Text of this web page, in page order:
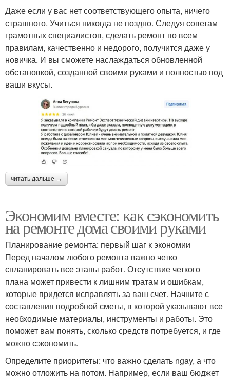
Даже если у вас нет соответствующего опыта, ничего
страшного. Учиться никогда не поздно. Следуя советам
грамотных специалистов, сделать ремонт по всем
правилам, качественно и недорого, получится даже у
новичка. И вы сможете наслаждаться обновленной
обстановкой, созданной своими руками и полностью под
ваши вкусы.
читать дальше →
Экономим вместе: как сэкономить
на ремонте дома своими руками
Планирование ремонта: первый шаг к экономии
Перед началом любого ремонта важно четко
спланировать все этапы работ. Отсутствие четкого
плана может привести к лишним тратам и ошибкам,
которые придется исправлять за ваш счет. Начните с
составления подробной сметы, в которой указывают все
необходимые материалы, инструменты и работы. Это
поможет вам понять, сколько средств потребуется, и где
можно сэкономить.
Определите приоритеты: что важно сделать ngay, а что
можно отложить на потом. Например, если ваш бюджет